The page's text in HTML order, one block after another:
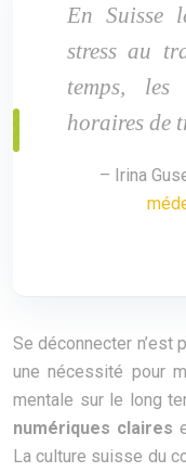
En Suisse
stress au
temps,
horaires de
– Irina
Se déconnecter n’est
une nécessité pour
mentale sur le long
numériques claires
La culture suisse du